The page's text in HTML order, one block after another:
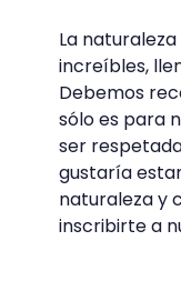
La
increíbles,
Debemos
sólo es para
ser
gustaría
naturaleza y
inscribirte a